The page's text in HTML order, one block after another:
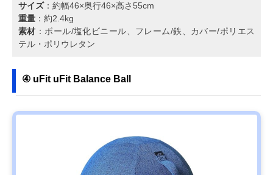
サイズ：約幅46×奥行46×高さ55cm
重量 ：約2.4kg
素材 ：ボール/塩化ビニール、フレーム/鉄、カバー/ポリエス
テル・ポリウレタン
④ uFit uFit Balance Ball